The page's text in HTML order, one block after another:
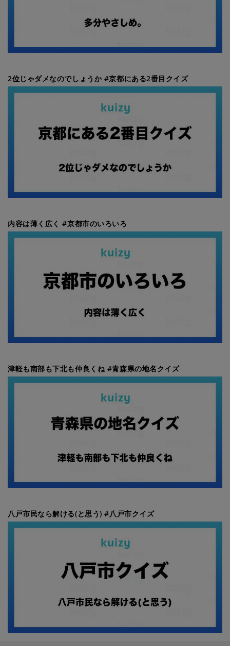
2位じゃダメなのでしょうか #京都にある2番目クイズ
内容は薄く広く #京都市のいろいろ
津軽も南部も下北も仲良くね #青森県の地名クイズ
八戸市民なら解ける(と思う) #八戸市クイズ